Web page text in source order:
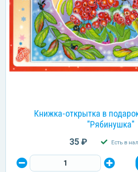
Книжка-открытка в
"Рябинушка"
35 ₽ Есть в